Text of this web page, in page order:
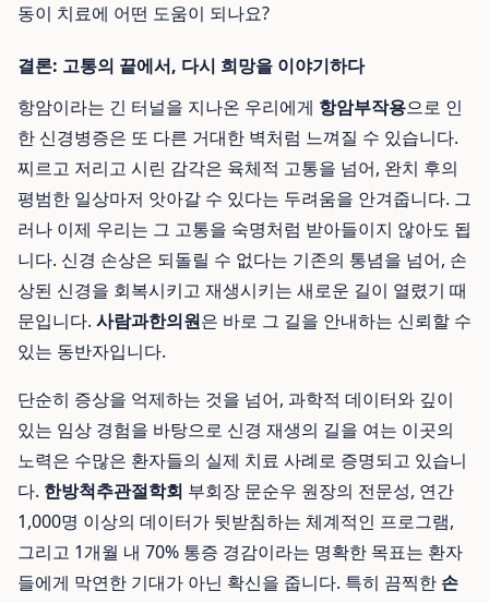
동이 치료에 어떤 도움이 되나요?
결론: 고통의 끝에서, 다시 희망을 이야기하다
항암이라는 긴 터널을 지나온 우리에게 항암부작용으로 인
한 신경병증은 또 다른 거대한 벽처럼 느껴질 수 있습니다.
찌르고 저리고 시린 감각은 육체적 고통을 넘어, 완치 후의
평범한 일상마저 앗아갈 수 있다는 두려움을 안겨줍니다. 그
러나 이제 우리는 그 고통을 숙명처럼 받아들이지 않아도 됩
니다. 신경 손상은 되돌릴 수 없다는 기존의 통념을 넘어, 손
상된 신경을 회복시키고 재생시키는 새로운 길이 열렸기 때
문입니다. 사람과한의원은 바로 그 길을 안내하는 신뢰할 수
있는 동반자입니다.
단순히 증상을 억제하는 것을 넘어, 과학적 데이터와 깊이
있는 임상 경험을 바탕으로 신경 재생의 길을 여는 이곳의
노력은 수많은 환자들의 실제 치료 사례로 증명되고 있습니
다. 한방척추관절학회 부회장 문순우 원장의 전문성, 연간
1,000명 이상의 데이터가 뒷받침하는 체계적인 프로그램,
그리고 1개월 내 70% 통증 경감이라는 명확한 목표는 환자
들에게 막연한 기대가 아닌 확신을 줍니다. 특히 끔찍한 손